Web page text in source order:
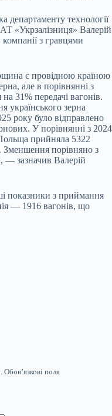
департаменту технології
АТ «Укрзалізниця» Валерій
компанії з гравцями
є провідною країною
але в порівнянні з
31% передачі вагонів.
українського зерна
року було відправлено
У порівнянні з 2024
прийняла 5322
Зменшення порівняно з
— зазначив Валерій
показники з приймання
— 1916 вагонів, що
Обов’язкові поля